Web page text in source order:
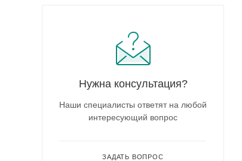
Нужна консультация?
Наши специалисты ответят на любой
интересующий вопрос
ЗАДАТЬ ВОПРОС